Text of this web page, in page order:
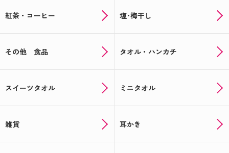
紅茶・コーヒー 塩･梅干し
その他 食品 タオル・ハンカチ
スイーツタオル ミニタオル
雑貨 耳かき